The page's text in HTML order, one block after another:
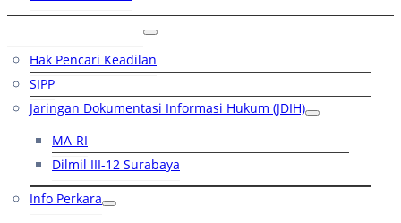
Hak Pencari Keadilan
SIPP
Jaringan Dokumentasi Informasi Hukum (JDIH)
MA-RI
Dilmil III-12 Surabaya
Info Perkara